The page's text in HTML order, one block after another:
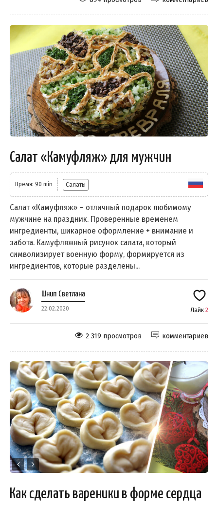
Салат «Камуфляж» для мужчин
Время: 90 min Салаты
Салат «Камуфляж» – отличный подарок любимому
мужчине на праздник. Проверенные временем
ингредиенты, шикарное оформление + внимание и
забота. Камуфляжный рисунок салата, который
символизирует военную форму, формируется из
ингредиентов, которые разделены...
Шнип Светлана
22.02.2020 Лайк 2
комментариев
2 319 просмотров
Как сделать вареники в форме сердца